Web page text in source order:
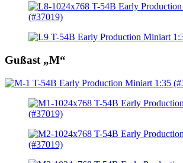
Gußast „M“